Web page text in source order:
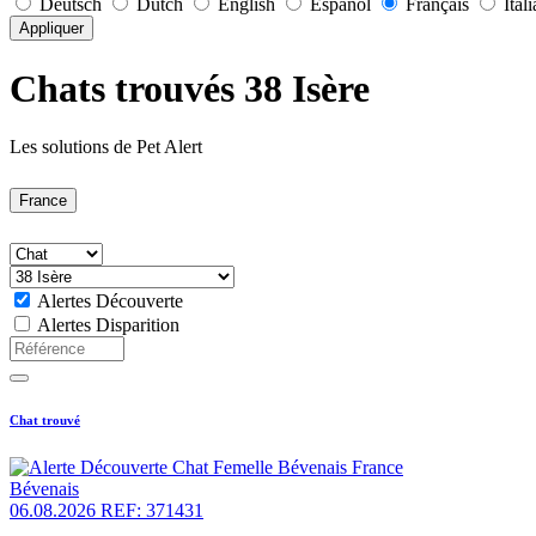
Deutsch Dutch English Español Français
Appliquer
Chats trouvés 38 Isère
Les solutions de Pet Alert
France
Alertes Découverte
Alertes Disparition
Chat trouvé
Bévenais
06.08.2026 REF: 371431